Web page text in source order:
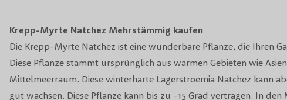
Krepp-Myrte Natchez Mehrstämmig kaufen
Die Krepp-Myrte Natchez ist eine wunderbare Pflanze, die Ihren
Diese Pflanze stammt ursprünglich aus warmen Gebieten wie
Mittelmeerraum. Diese winterharte Lagerstroemia Natchez kann
gut wachsen. Diese Pflanze kann bis zu -15 Grad vertragen. In den